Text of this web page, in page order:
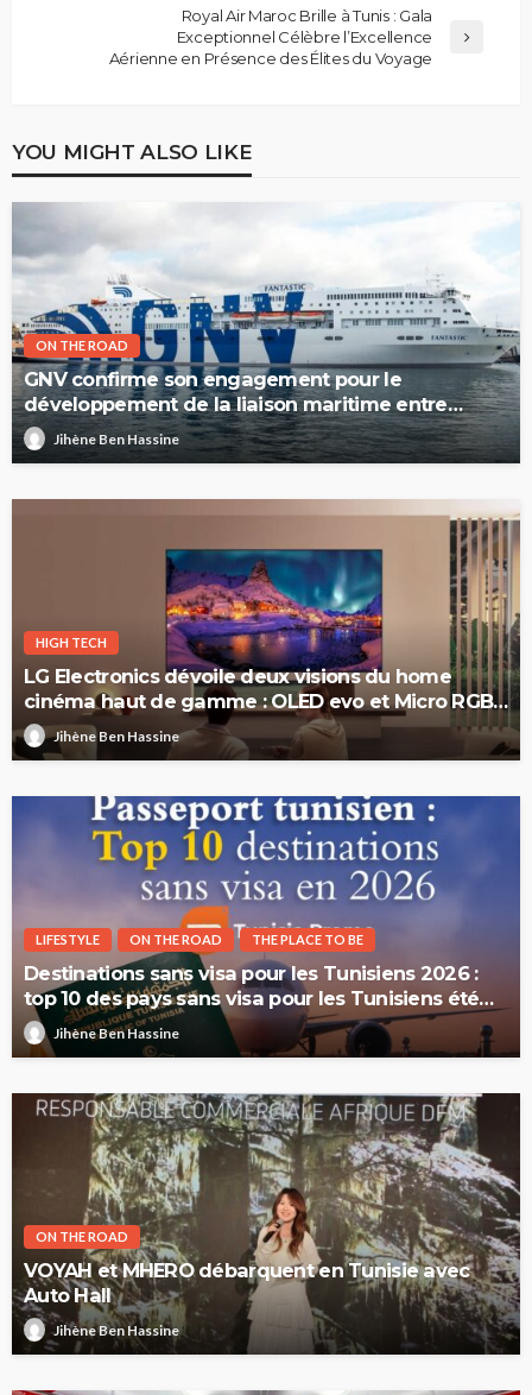
Royal Air Maroc Brille à Tunis : Gala
Exceptionnel Célèbre l’Excellence
Aérienne en Présence des Élites du Voyage
YOU MIGHT ALSO LIKE
ON THE ROAD
GNV confirme son engagement pour le
développement de la liaison maritime entre
l’Italie et la Tunisie
Jihène Ben Hassine
HIGH TECH
LG Electronics dévoile deux visions du home
cinéma haut de gamme : OLED evo et Micro RGB
evoJihène Ben Hassine
LIFESTYLE ON THE ROAD THE PLACE TO BE
Destinations sans visa pour les Tunisiens 2026 :
top 10 des pays sans visa pour les Tunisiens été
2026Jihène Ben Hassine
ON THE ROAD
VOYAH et MHERO débarquent en Tunisie avec
Auto Hall
Jihène Ben Hassine